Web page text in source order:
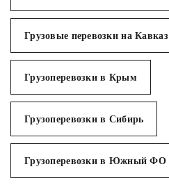
Грузовые перевозки на Кавказ
Грузоперевозки в Крым
Грузоперевозки в Сибирь
Грузоперевозки в Южный ФО